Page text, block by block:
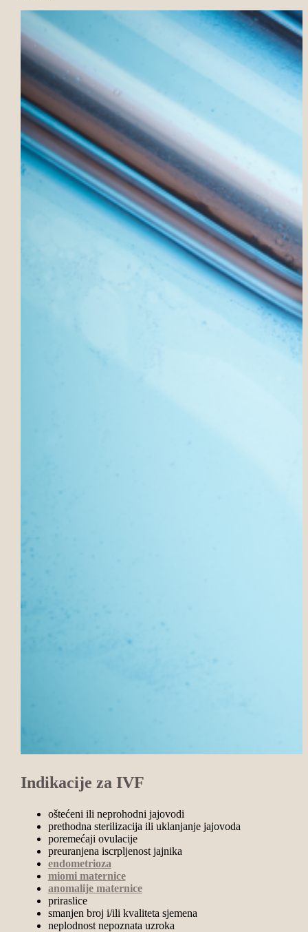
Indikacije za IVF
oštećeni ili neprohodni jajovodi
prethodna sterilizacija ili uklanjanje jajovoda
poremećaji ovulacije
preuranjena iscrpljenost jajnika
endometrioza
miomi maternice
anomalije maternice
priraslice
smanjen broj i/ili kvaliteta sjemena
neplodnost nepoznata uzroka